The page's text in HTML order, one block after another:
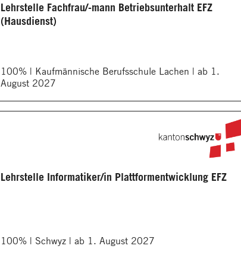
Lehrstelle Fachfrau/-mann Betriebsunterhalt EFZ
(Hausdienst)
100% | Kaufmännische Berufsschule Lachen | ab 1.
August 2027
Lehrstelle Informatiker/in Plattformentwicklung EFZ
100% | Schwyz | ab 1. August 2027